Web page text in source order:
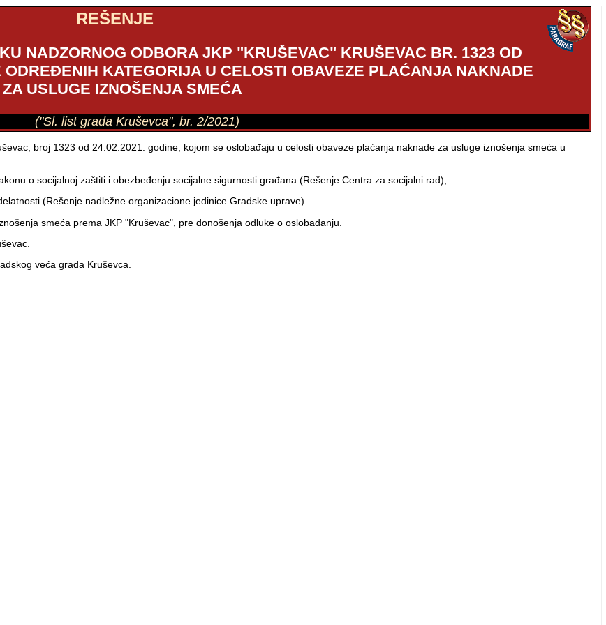
REŠENJE
NADZORNOG ODBORA JKP "KRUŠEVAC" KRUŠEVAC BR. 1323 OD
KATEGORIJA U CELOSTI OBAVEZE PLAĆANJA NAKNADE
ZA USLUGE IZNOŠENJA SMEĆA
("Sl. list grada Kruševca", br. 2/2021)
broj 1323 od 24.02.2021. godine, kojom se oslobađaju u celosti obaveze plaćanja naknade za usluge iznošenja smeća u
o socijalnoj zaštiti i obezbeđenju socijalne sigurnosti građana (Rešenje Centra za socijalni rad);
(Rešenje nadležne organizacione jedinice Gradske uprave).
smeća prema JKP "Kruševac", pre donošenja odluke o oslobađanju.
veća grada Kruševca.